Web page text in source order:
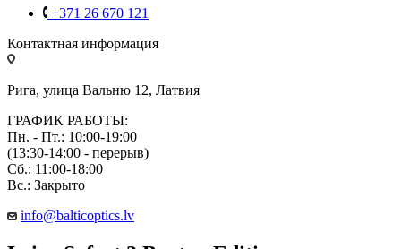
+371 26 670 121
Контактная информация
Рига, улица Вальню 12, Латвия
ГРАФИК РАБОТЫ:
Пн. - Пт.: 10:00-19:00
(13:30-14:00 - перерыв)
Сб.: 11:00-18:00
Вс.: Закрыто
info@balticoptics.lv